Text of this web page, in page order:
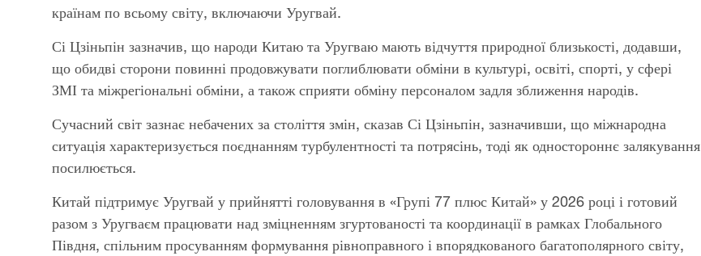
країнам по всьому світу, включаючи Уругвай.
Сі Цзіньпін зазначив, що народи Китаю та Уругваю мають відчуття природної близькості, додавши,
що обидві сторони повинні продовжувати поглиблювати обміни в культурі, освіті, спорті, у сфері
ЗМІ та міжрегіональні обміни, а також сприяти обміну персоналом задля зближення народів.
Сучасний світ зазнає небачених за століття змін, сказав Сі Цзіньпін, зазначивши, що міжнародна
ситуація характеризується поєднанням турбулентності та потрясінь, тоді як одностороннє залякування
посилюється.
Китай підтримує Уругвай у прийнятті головування в «Групі 77 плюс Китай» у 2026 році і готовий
разом з Уругваєм працювати над зміцненням згуртованості та координації в рамках Глобального
Півдня, спільним просуванням формування рівноправного і впорядкованого багатополярного світу,